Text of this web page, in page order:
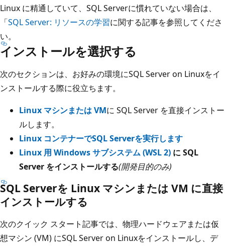
Linux に精通していて、SQL Serverに慣れていない場合は、
「SQL Server: リソースの学習に関する記事を参照してくださ
い。
インストールを選択する
次のセクションは、お好みの環境にSQL Server on Linuxをイ
ンストールする際に役立ちます。
Linux マシンまたは VMに SQL Server を直接インストー
ルします。
Linux コンテナーでSQL Serverを実行します
Linux 用 Windows サブシステム (WSL 2) に SQL
Server をインストールする(開発目的のみ)
SQL Serverを Linux マシンまたは VM に直接
インストールする
次のクイック スタート記事では、物理ハードウェアまたは仮
想マシン (VM) にSQL Server on Linuxをインストールし、デ